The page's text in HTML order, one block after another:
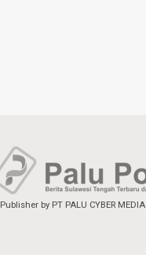
Publisher by PT PALU CYBER MEDIA